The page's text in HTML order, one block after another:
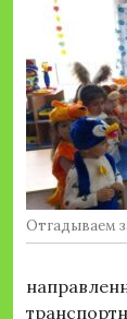
Отгадываем